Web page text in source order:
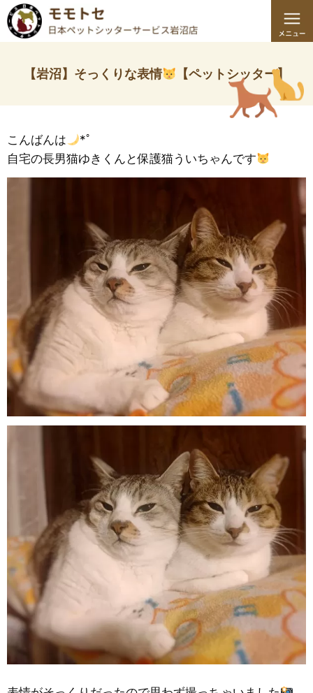
【岩沼】そっくりな表情 【ペットシッター】
こんばんは
*ﾟ
自宅の長男猫ゆきくんと保護猫ういちゃんです